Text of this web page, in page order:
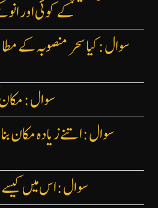
کے کوئی اور
سوال: کیا سحر منصوبہ کے
سوال:
سوال: اتنے زیادہ مکان
سوال: اس میں